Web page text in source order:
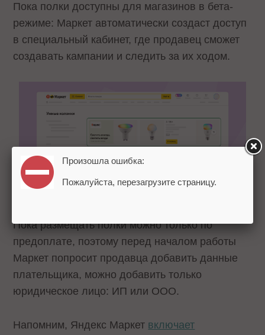
Пока полки доступны для магазинов в бета-
режиме: Маркет автоматически создаст доступ
в специальный кабинет, где продавец сможет
создавать кампании и следить за их ходом.
Пока размещать полки можно только по
предоплате, поэтому перед началом работы
Маркет попросит продавца добавить данные
плательщика, можно добавить только
юридическое лицо: ИП или ООО.
Напомним, Яндекс Маркет включает
Произошла ошибка:
Пожалуйста, перезагрузите страницу.